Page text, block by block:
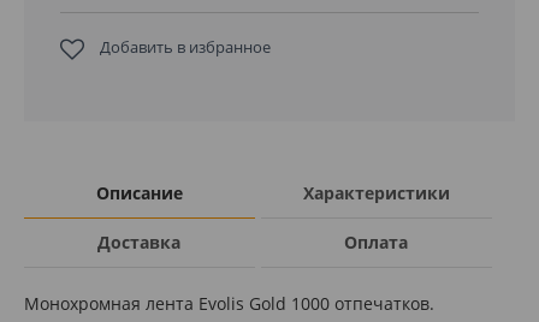
Добавить в избранное
Описание Характеристики
Доставка Оплата
Монохромная лента Evolis Gold 1000 отпечатков.